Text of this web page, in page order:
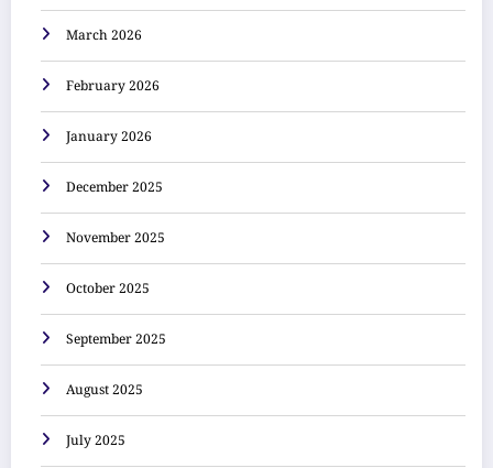
March 2026
February 2026
January 2026
December 2025
November 2025
October 2025
September 2025
August 2025
July 2025